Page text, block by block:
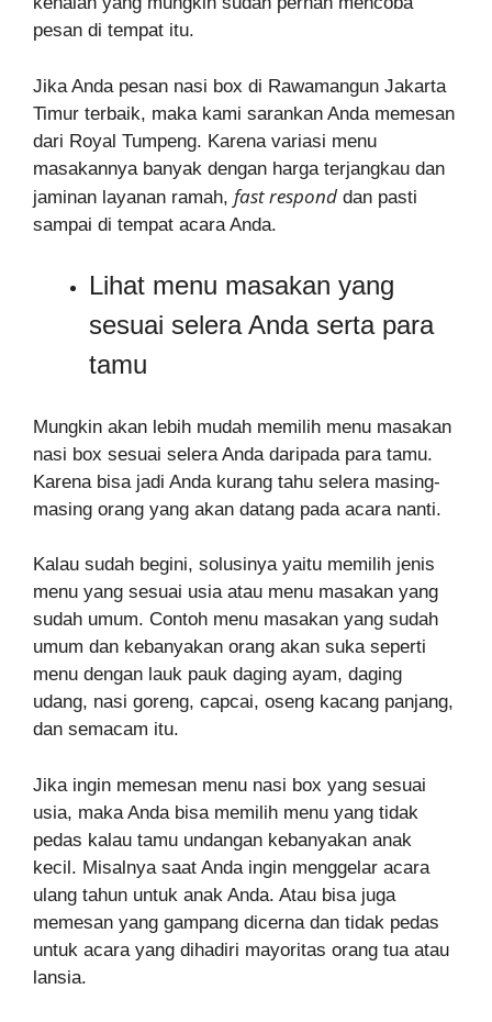
pesan di tempat itu.
Jika Anda pesan nasi box di Rawamangun Jakarta
Timur terbaik, maka kami sarankan Anda memesan
dari Royal Tumpeng. Karena variasi menu
masakannya banyak dengan harga terjangkau dan
jaminan layanan ramah, fast respond dan pasti
sampai di tempat acara Anda.
Lihat menu masakan yang
sesuai selera Anda serta para
tamu
Mungkin akan lebih mudah memilih menu masakan
nasi box sesuai selera Anda daripada para tamu.
Karena bisa jadi Anda kurang tahu selera masing-
masing orang yang akan datang pada acara nanti.
Kalau sudah begini, solusinya yaitu memilih jenis
menu yang sesuai usia atau menu masakan yang
sudah umum. Contoh menu masakan yang sudah
umum dan kebanyakan orang akan suka seperti
menu dengan lauk pauk daging ayam, daging
udang, nasi goreng, capcai, oseng kacang panjang,
dan semacam itu.
Jika ingin memesan menu nasi box yang sesuai
usia, maka Anda bisa memilih menu yang tidak
pedas kalau tamu undangan kebanyakan anak
kecil. Misalnya saat Anda ingin menggelar acara
ulang tahun untuk anak Anda. Atau bisa juga
memesan yang gampang dicerna dan tidak pedas
untuk acara yang dihadiri mayoritas orang tua atau
lansia.